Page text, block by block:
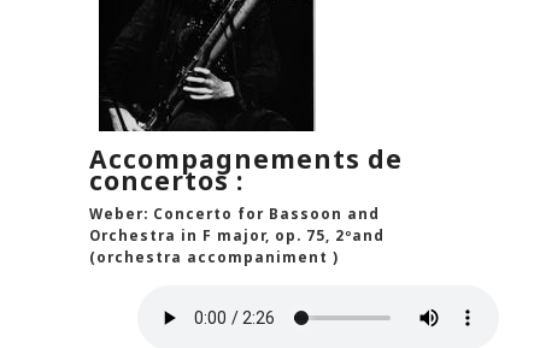
Accompagnements de
concertos :
Weber: Concerto for Bassoon and
Orchestra in F major, op. 75, 2ºand
(orchestra accompaniment )